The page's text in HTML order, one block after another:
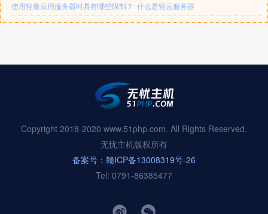
使用轻量应用服务器时具有哪些限制？ 什么是轻云服务器
Copyright 2018-2020 www.51php.com. All Rights Reserved.
无忧主机版权所有
备案号：赣ICP备13008319号-26
Tel: 0791-86385477